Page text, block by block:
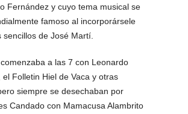
Fernández y cuyo tema musical se
famoso al incorporársele
sencillos de José Martí.
a las 7 con Leonardo
el Folletin Hiel de Vaca y otras
siempre se desechaban por
Candado con Mamacusa Alambrito